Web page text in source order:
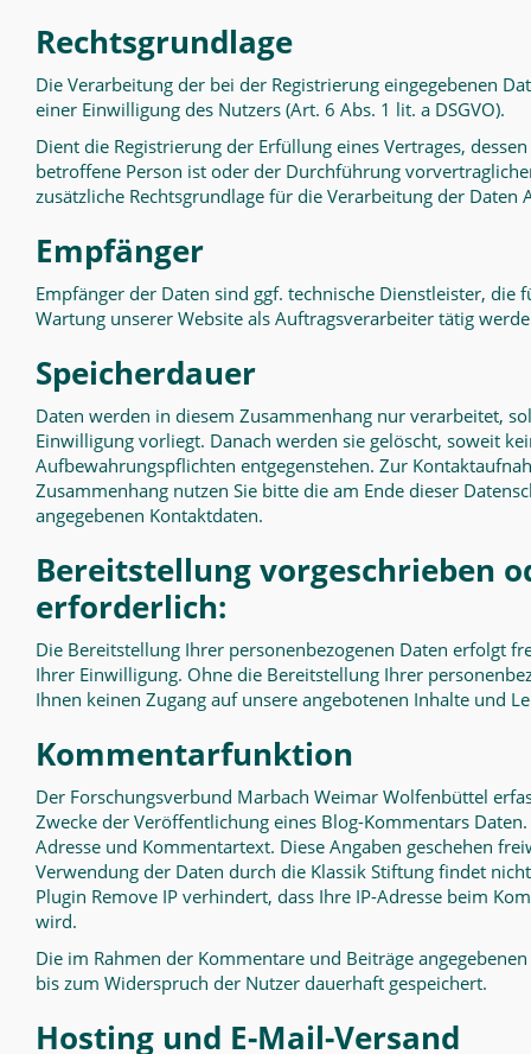
Rechtsgrundlage
Die Verarbeitung der bei der Registrierung eingegebenen
einer Einwilligung des Nutzers (Art. 6 Abs. 1 lit. a DSGVO).
Dient die Registrierung der Erfüllung eines Vertrages,
betroffene Person ist oder der Durchführung
zusätzliche Rechtsgrundlage für die Verarbeitung der Daten
Empfänger
Empfänger der Daten sind ggf. technische Dienstleister, die
Wartung unserer Website als Auftragsverarbeiter tätig
Speicherdauer
Daten werden in diesem Zusammenhang nur verarbeitet,
Einwilligung vorliegt. Danach werden sie gelöscht, soweit
Aufbewahrungspflichten entgegenstehen. Zur
Zusammenhang nutzen Sie bitte die am Ende dieser
angegebenen Kontaktdaten.
Bereitstellung vorgeschrieben
erforderlich:
Die Bereitstellung Ihrer personenbezogenen Daten erfolgt
Ihrer Einwilligung. Ohne die Bereitstellung Ihrer
Ihnen keinen Zugang auf unsere angebotenen Inhalte und
Kommentarfunktion
Der Forschungsverbund Marbach Weimar Wolfenbüttel
Zwecke der Veröffentlichung eines Blog-Kommentars
Adresse und Kommentartext. Diese Angaben geschehen
Verwendung der Daten durch die Klassik Stiftung findet
Plugin Remove IP verhindert, dass Ihre IP-Adresse beim
wird.
Die im Rahmen der Kommentare und Beiträge
bis zum Widerspruch der Nutzer dauerhaft gespeichert.
Hosting und E-Mail-Versand